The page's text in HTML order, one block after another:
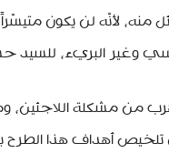
منه، لأنّه لن يكون
وغير البريء، للسيد
من مشكلة اللاجئين،
أهداف هذا الطرح